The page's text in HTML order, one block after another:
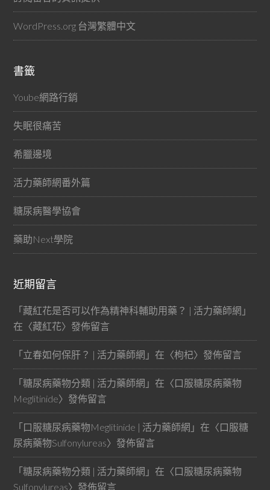
WordPress.org 台灣繁體中文
書籤
Yoube網路行銷
失眠很痛苦
希臘邊境
活力藥師網番外篇
糖尿病醫學協會
藥助Next學院
近期留言
「藏紅花是否可以作為精神科輔助用藥？ | 活力藥師網 」
在〈藏紅花〉發佈留言
「 立春如何保肝？ | 活力藥師網 」在〈枸杞〉發佈留言
「糖尿病藥物分類 | 活力藥師網 」在〈口服糖尿病藥物
Meglitinide〉發佈留言
「 口服糖尿病藥物Meglitinide | 活力藥師網 」在〈口服糖
尿病藥物Sulfonylureas〉發佈留言
「糖尿病藥物分類 | 活力藥師網 」在〈口服糖尿病藥物
Sulfonylureas〉發佈留言